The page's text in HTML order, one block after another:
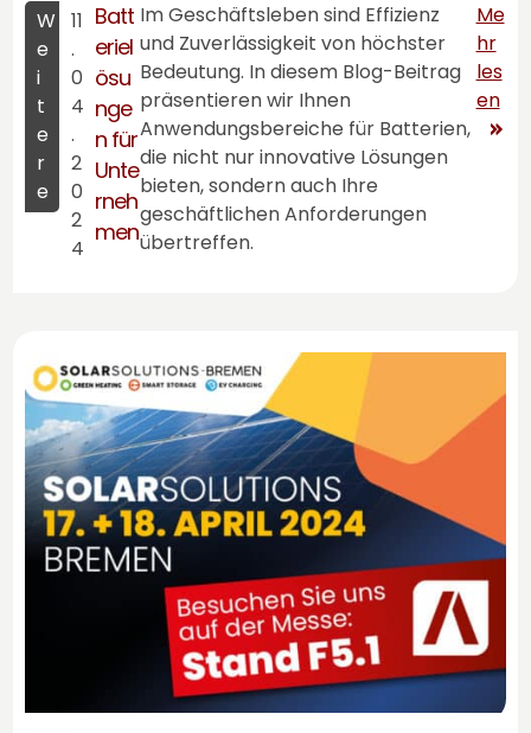
W
e
i
t
e
r
e
11
.
0
4
.
2
0
2
4
Batt
eriel
ösu
nge
n für
Unte
rneh
men
Im Geschäftsleben sind Effizienz
und Zuverlässigkeit von höchster
Bedeutung. In diesem Blog-Beitrag
präsentieren wir Ihnen
Anwendungsbereiche für Batterien,
die nicht nur innovative Lösungen
bieten, sondern auch Ihre
geschäftlichen Anforderungen
übertreffen.
Me
hr
les
en